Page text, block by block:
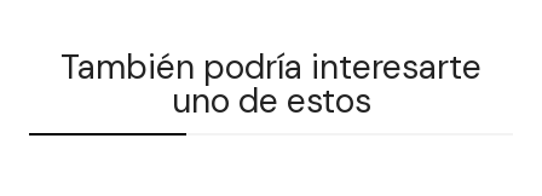
También podría interesarte
uno de estos